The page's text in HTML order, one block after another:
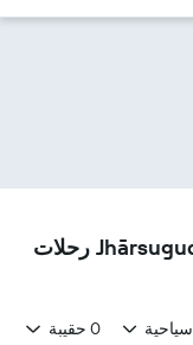
مطار Jhārsuguda Veer Surendra Sai (JRG) رحلات
سياحية 0 حقيبة